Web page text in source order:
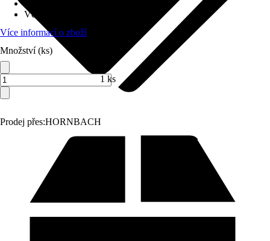
Prodej přes:HORNBACH
Včetně světelného zdroje
Více informací o zboží
Množství (ks)
1 ks